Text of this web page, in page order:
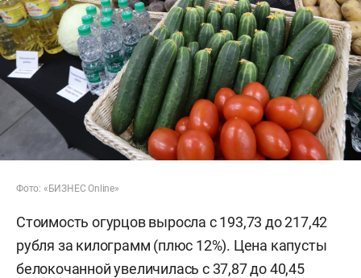
Фото: «БИЗНЕСOnline»
Стоимость огурцов выросла с 193,73 до 217,42
рубля за килограмм (плюс 12%). Цена капусты
белокочанной увеличилась с 37,87 до 40,45